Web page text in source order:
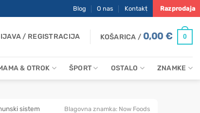
Blog O nas Kontakt Razprodaja
/ REGISTRACIJA KOŠARICA / 0,00€ 0
& OTROK ŠPORT OSTALO ZNAMKE
sistem Blagovna znamka: Now Foods